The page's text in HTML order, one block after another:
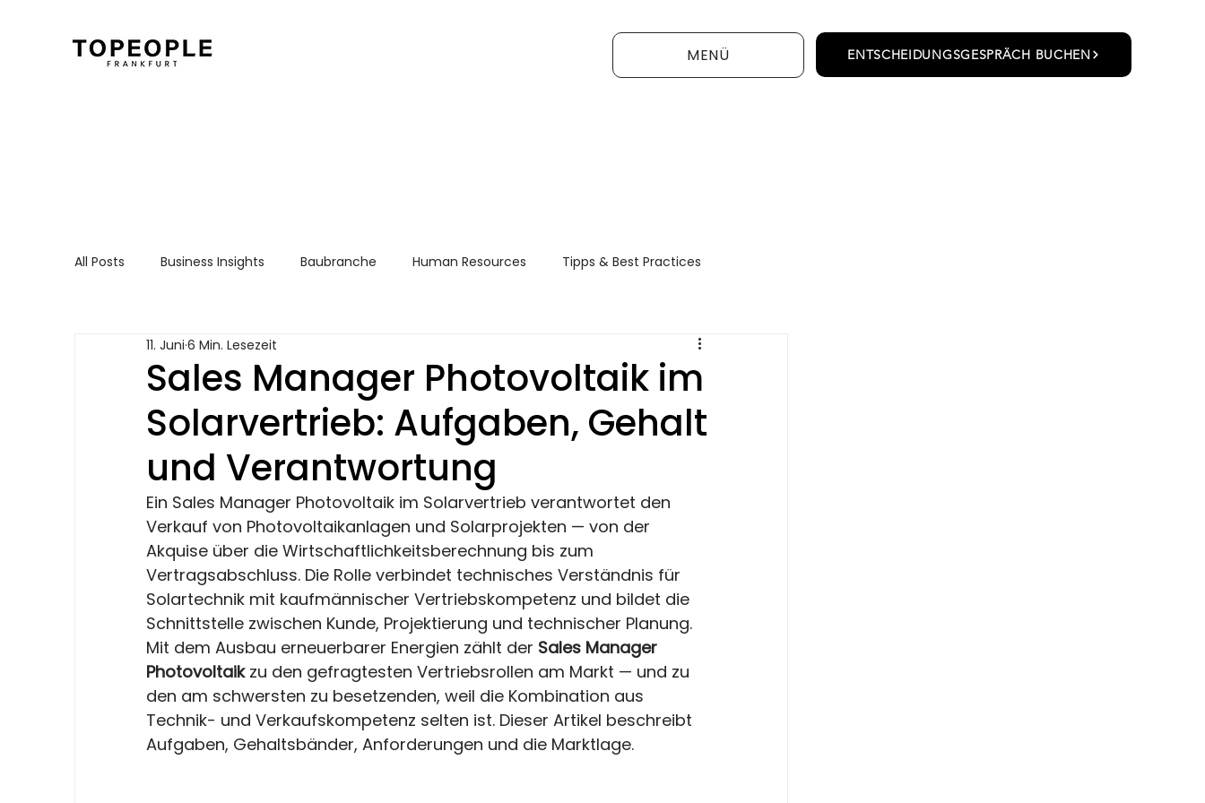
MENÜ ENTSCHEIDUNGSGESPRÄCH BUCHEN
All Posts Business Insights Baubranche Human Resources Tipps & Best Practices
Sales Manager Photovoltaik im
Solarvertrieb: Aufgaben, Gehalt
und Verantwortung
11. Juni 6 Min. Lesezeit
Ein Sales Manager Photovoltaik im Solarvertrieb verantwortet den
Verkauf von Photovoltaikanlagen und Solarprojekten — von der
Akquise über die Wirtschaftlichkeitsberechnung bis zum
Vertragsabschluss. Die Rolle verbindet technisches Verständnis für
Solartechnik mit kaufmännischer Vertriebskompetenz und bildet die
Schnittstelle zwischen Kunde, Projektierung und technischer Planung.
Mit dem Ausbau erneuerbarer Energien zählt der Sales Manager
Photovoltaik zu den gefragtesten Vertriebsrollen am Markt — und zu
den am schwersten zu besetzenden, weil die Kombination aus
Technik- und Verkaufskompetenz selten ist. Dieser Artikel beschreibt
Aufgaben, Gehaltsbänder, Anforderungen und die Marktlage.